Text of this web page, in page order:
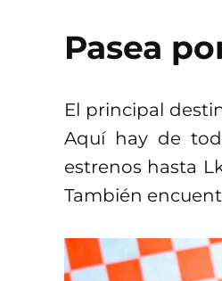
Pasea
El principal
Aquí hay de
estrenos hasta
También